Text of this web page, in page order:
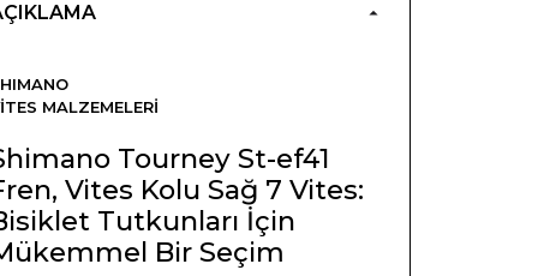
MALZEMELERI
Tourney St-ef41
Vites Kolu Sağ 7 Vites:
Tutkunları İçin
Bir Seçim